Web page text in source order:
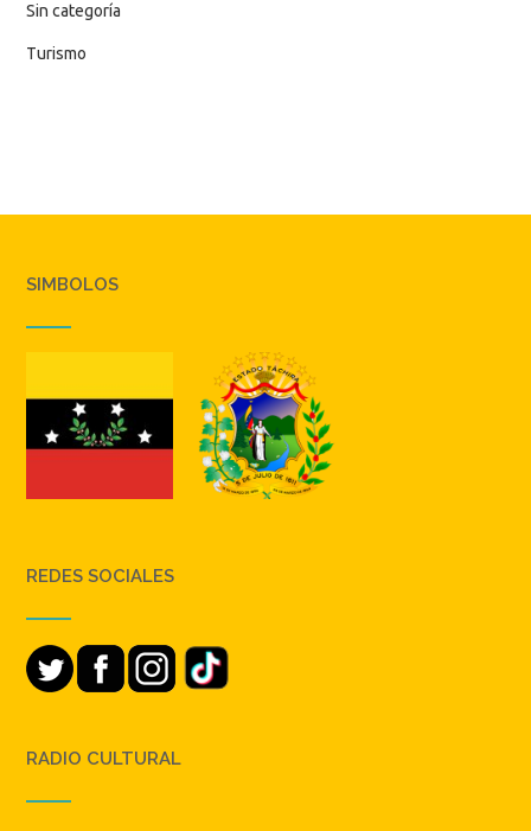
Sin categoría
Turismo
SIMBOLOS
REDES SOCIALES
RADIO CULTURAL